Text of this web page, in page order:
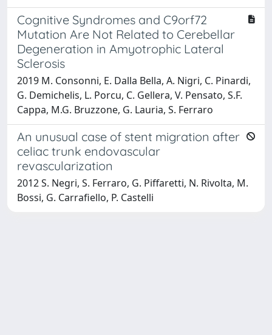
Cognitive Syndromes and C9orf72
Mutation Are Not Related to Cerebellar
Degeneration in Amyotrophic Lateral
Sclerosis
2019 M. Consonni, E. Dalla Bella, A. Nigri, C. Pinardi,
G. Demichelis, L. Porcu, C. Gellera, V. Pensato, S.F.
Cappa, M.G. Bruzzone, G. Lauria, S. Ferraro
An unusual case of stent migration after
celiac trunk endovascular
revascularization
2012 S. Negri, S. Ferraro, G. Piffaretti, N. Rivolta, M.
Bossi, G. Carrafiello, P. Castelli